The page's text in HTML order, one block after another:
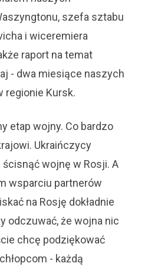
szefa sztabu
i wiceremiera
raport na temat
- dwa miesiące naszych
regionie Kursk.
etap wojny. Co bardzo
Ukraińczycy
wojnę w Rosji. A
wsparciu partnerów
na Rosję dokładnie
odczuwać, że wojna nic
chcę podziękować
- każdą